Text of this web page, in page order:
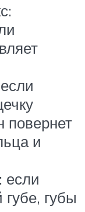
повернет
и
если
губе, губы